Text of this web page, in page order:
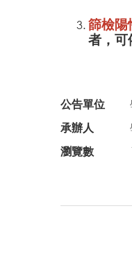
篩檢陽
者，可
公告單位
承辦人
瀏覽數